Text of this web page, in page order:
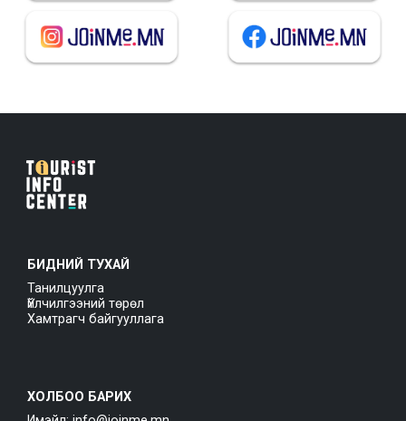
БИДНИЙ ТУХАЙ
Танилцуулга
Үйлчилгээний төрөл
Хамтрагч байгууллага
ХОЛБОО БАРИХ